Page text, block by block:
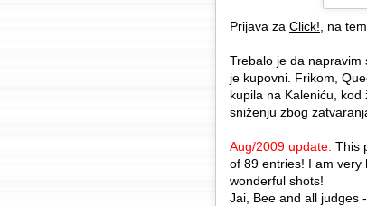
Prijava za Click! , na
Trebalo je da napravim
je kupovni. Frikom,
kupila na Kaleniću,
sniženju zbog
Aug/2009 update: This
of 89 entries! I am very
wonderful shots!
Jai, Bee and all judges